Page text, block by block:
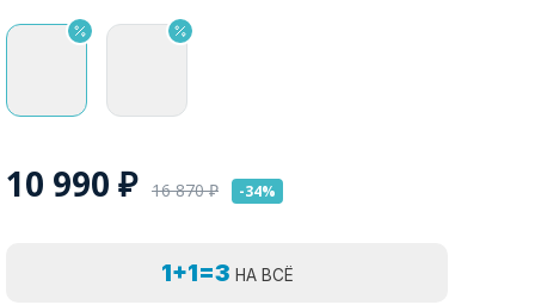
10 990 ₽ 16 870₽ -34%
1+1=3 НА ВСЁ